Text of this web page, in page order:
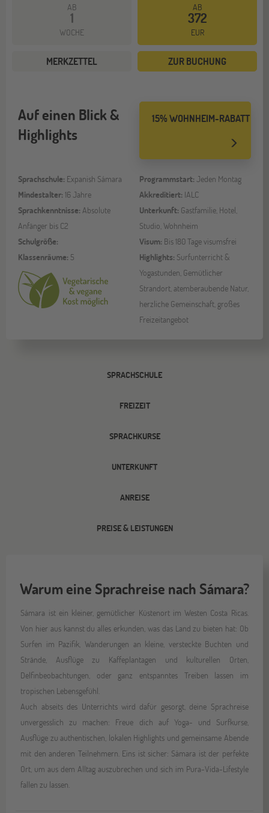
AB
1
WOCHE
AB
372
EUR
MERKZETTEL ZUR BUCHUNG
15% WOHNHEIM-RABATT
Auf einen Blick &
Highlights
Sprachschule: Expanish Sámara
Mindestalter: 16 Jahre
Sprachkenntnisse: Absolute
Anfänger bis C2
Schulgröße:
Klassenräume: 5
Programmstart: Jeden Montag
Akkreditiert: IALC
Unterkunft: Gastfamilie, Hotel,
Studio, Wohnheim
Visum: Bis 180 Tage visumsfrei
Highlights: Surfunterricht &
Yogastunden, Gemütlicher
Strandort, atemberaubende Natur,
herzliche Gemeinschaft, großes
Freizeitangebot
SPRACHSCHULE
FREIZEIT
SPRACHKURSE
UNTERKUNFT
ANREISE
PREISE & LEISTUNGEN
Warum eine Sprachreise nach Sámara?
Sámara ist ein kleiner, gemütlicher Küstenort im Westen Costa Ricas.
Von hier aus kannst du alles erkunden, was das Land zu bieten hat: Ob
Surfen im Pazifik, Wanderungen an kleine, versteckte Buchten und
Strände, Ausflüge zu Kaffeplantagen und kulturellen Orten,
Delfinbeobachtungen, oder ganz entspanntes Treiben lassen im
tropischen Lebensgefühl.
Auch abseits des Unterrichts wird dafür gesorgt, deine Sprachreise
unvergesslich zu machen: Freue dich auf Yoga- und Surfkurse,
Ausflüge zu authentischen, lokalen Highlights und gemeinsame Abende
mit den anderen Teilnehmern. Eins ist sicher: Sámara ist der perfekte
Ort, um aus dem Alltag auszubrechen und sich im Pura-Vida-Lifestyle
fallen zu lassen.